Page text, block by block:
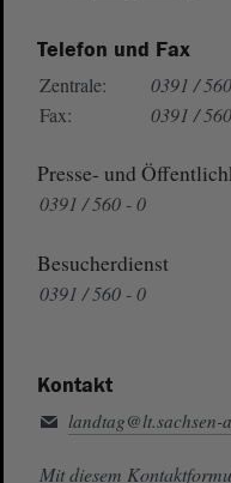
Telefon und Fax
Zentrale:
0391 /
Fax:
0391 /
Presse- und
0391 / 560 - 0
Besucherdienst
0391 / 560 - 0
Kontakt
landtag@lt.sachsen-
Mit diesem